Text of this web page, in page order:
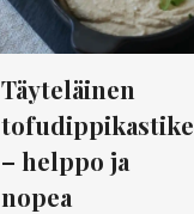
Täyteläinen
tofudippikastike
– helppo ja
nopea